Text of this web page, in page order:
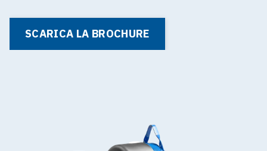
SCARICA LA BROCHURE